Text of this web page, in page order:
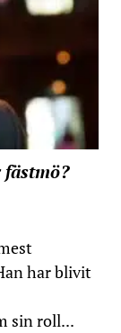
har blivit
sin roll...